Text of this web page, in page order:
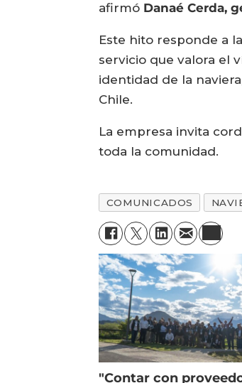
afirmó Danaé Cerda,
Este hito responde a
servicio que valora el
identidad de la
Chile.
La empresa invita
toda la comunidad.
COMUNICADOS
"Contar con